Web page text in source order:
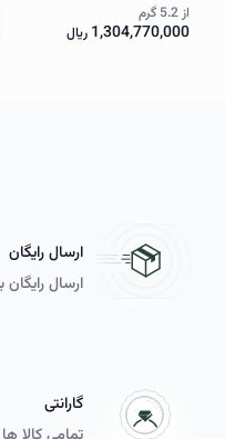
از5.2 گرم
1,304,770,000 ریال
ارسال رایگان
ارسال
گارانتی